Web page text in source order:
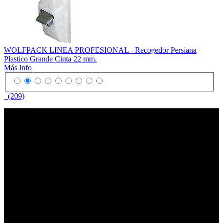
WOLFPACK LINEA PROFESIONAL - Recogedor Persiana
Plastico Grande Cinta 22 mm.
Más Info
(209)